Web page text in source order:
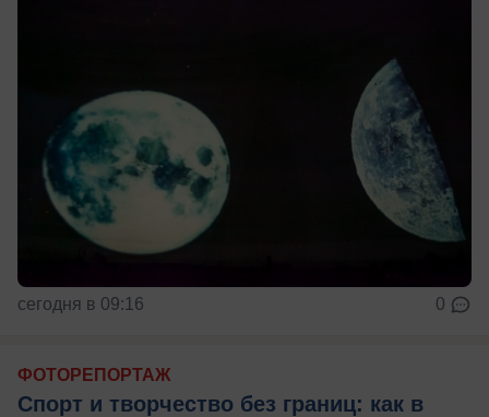
сегодня в 09:16 0
ФОТОРЕПОРТАЖ
Спорт и творчество без границ: как в